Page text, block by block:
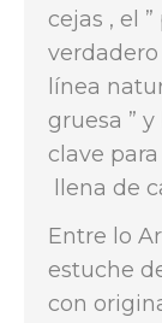
cejas , el
línea
gruesa ”
clave
llena de
Entre lo
estuche
con